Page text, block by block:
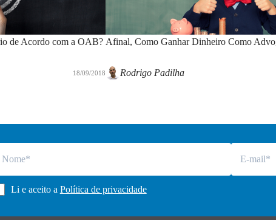
de Acordo com a OAB?
18/09/2018
Afinal, Como Ganhar Dinheiro Como
Rodrigo Padilha
Li e aceito a Política de privacidade